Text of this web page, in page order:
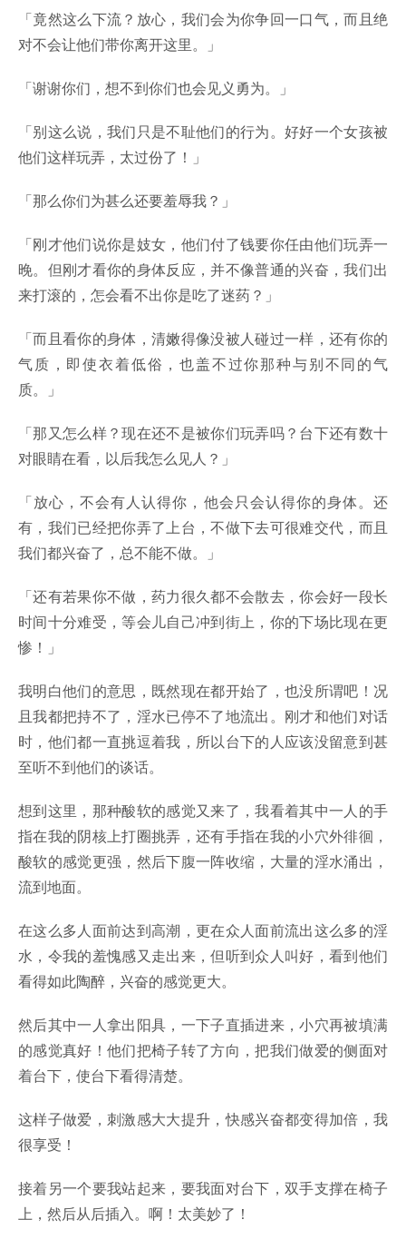
「竟然这么下流？放心，我们会为你争回一口气，而且绝
对不会让他们带你离开这里。」
「谢谢你们，想不到你们也会见义勇为。」
「别这么说，我们只是不耻他们的行为。好好一个女孩被
他们这样玩弄，太过份了！」
「那么你们为甚么还要羞辱我？」
「刚才他们说你是妓女，他们付了钱要你任由他们玩弄一
晚。但刚才看你的身体反应，并不像普通的兴奋，我们出
来打滚的，怎会看不出你是吃了迷药？」
「而且看你的身体，清嫩得像没被人碰过一样，还有你的
气质，即使衣着低俗，也盖不过你那种与别不同的气
质。」
「那又怎么样？现在还不是被你们玩弄吗？台下还有数十
对眼睛在看，以后我怎么见人？」
「放心，不会有人认得你，他会只会认得你的身体。还
有，我们已经把你弄了上台，不做下去可很难交代，而且
我们都兴奋了，总不能不做。」
「还有若果你不做，药力很久都不会散去，你会好一段长
时间十分难受，等会儿自己冲到街上，你的下场比现在更
惨！」
我明白他们的意思，既然现在都开始了，也没所谓吧！况
且我都把持不了，淫水已停不了地流出。刚才和他们对话
时，他们都一直挑逗着我，所以台下的人应该没留意到甚
至听不到他们的谈话。
想到这里，那种酸软的感觉又来了，我看着其中一人的手
指在我的阴核上打圈挑弄，还有手指在我的小穴外徘徊，
酸软的感觉更强，然后下腹一阵收缩，大量的淫水涌出，
流到地面。
在这么多人面前达到高潮，更在众人面前流出这么多的淫
水，令我的羞愧感又走出来，但听到众人叫好，看到他们
看得如此陶醉，兴奋的感觉更大。
然后其中一人拿出阳具，一下子直插进来，小穴再被填满
的感觉真好！他们把椅子转了方向，把我们做爱的侧面对
着台下，使台下看得清楚。
这样子做爱，刺激感大大提升，快感兴奋都变得加倍，我
很享受！
接着另一个要我站起来，要我面对台下，双手支撑在椅子
上，然后从后插入。啊！太美妙了！